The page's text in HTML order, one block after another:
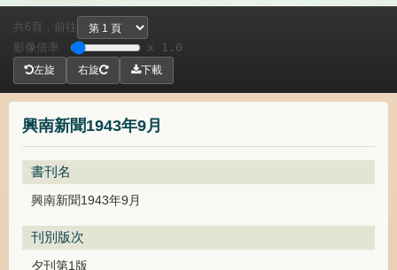
興南新聞1943年9月
書刊名
興南新聞1943年9月
刊別版次
夕刊第1版
共 6頁，
前往
影像倍率
x 1.0
左旋 右旋 下載